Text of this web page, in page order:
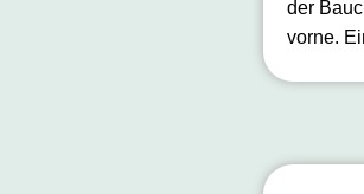
der
vorne.